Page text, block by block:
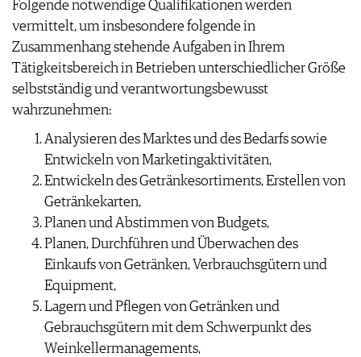
Folgende notwendige Qualifikationen werden
vermittelt, um insbesondere folgende in
Zusammenhang stehende Aufgaben in Ihrem
Tätigkeitsbereich in Betrieben unterschiedlicher Größe
selbstständig und verantwortungsbewusst
wahrzunehmen:
Analysieren des Marktes und des Bedarfs sowie
Entwickeln von Marketingaktivitäten,
Entwickeln des Getränkesortiments, Erstellen von
Getränkekarten,
Planen und Abstimmen von Budgets,
Planen, Durchführen und Überwachen des
Einkaufs von Getränken, Verbrauchsgütern und
Equipment,
Lagern und Pflegen von Getränken und
Gebrauchsgütern mit dem Schwerpunkt des
Weinkellermanagements,